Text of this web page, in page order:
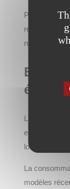
Pour les
renforcement
nécessaires,
La
et 500 €.
longévité de
La
modèles